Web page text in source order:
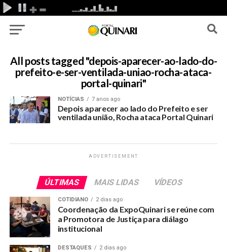
All posts tagged "depois-aparecer-ao-lado-do-
prefeito-e-ser-ventilada-uniao-rocha-ataca-
portal-quinari"
NOTÍCIAS 7 anos ago
Depois aparecer ao lado do Prefeito e ser
ventilada união, Rocha ataca Portal Quinari
ADVERTISEMENT
ÚLTIMAS MAIS LIDAS VÍDEOS
COTIDIANO 2 dias ago
Coordenação da ExpoQuinari se reúne com
a Promotora de Justiça para diálago
institucional
DESTAQUES 2 dias ago